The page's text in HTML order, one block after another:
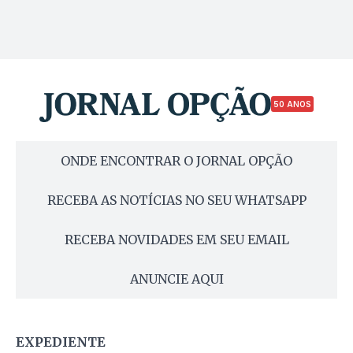
50 ANOS
ONDE ENCONTRAR O JORNAL OPÇÃO
RECEBA AS NOTÍCIAS NO SEU WHATSAPP
RECEBA NOVIDADES EM SEU EMAIL
ANUNCIE AQUI
EXPEDIENTE